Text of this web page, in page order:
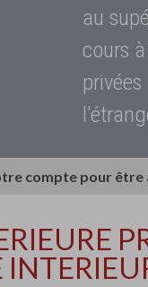
au
cours
compte pour